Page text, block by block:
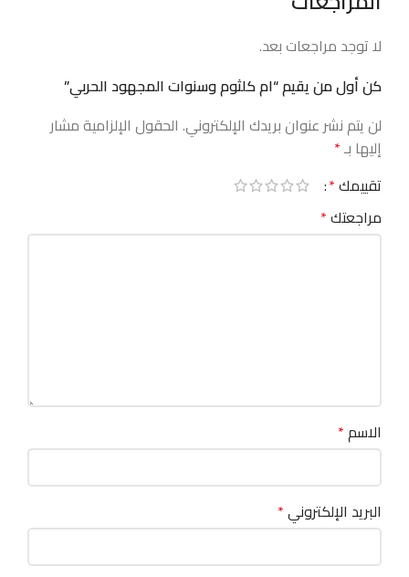
لا توجد مراجعات بعد.
كن أول من يقيم “ام كلثوم وسنوات المجهود الحربي”
لن يتم نشر عنوان بريدك الإلكتروني. الحقول الإلزامية مشار
إليها بـ*
تقييمك*
مراجعتك*
الاسم*
البريد الإلكتروني*